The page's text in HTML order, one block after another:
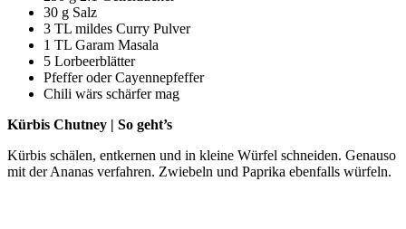
30 g Salz
3 TL mildes Curry Pulver
1 TL Garam Masala
5 Lorbeerblätter
Pfeffer oder Cayennepfeffer
Chili wärs schärfer mag
Kürbis Chutney | So geht’s
Kürbis schälen, entkernen und in kleine Würfel schneiden. Genauso
mit der Ananas verfahren. Zwiebeln und Paprika ebenfalls würfeln.